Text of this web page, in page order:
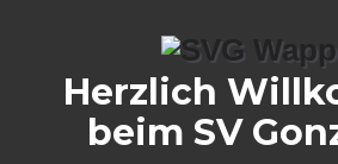
Herzlich
beim SV